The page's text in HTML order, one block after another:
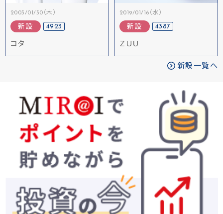
2003/01/30（木）
新設 4923
コタ
2019/01/16（水）
新設 4387
ＺＵＵ
新設一覧へ